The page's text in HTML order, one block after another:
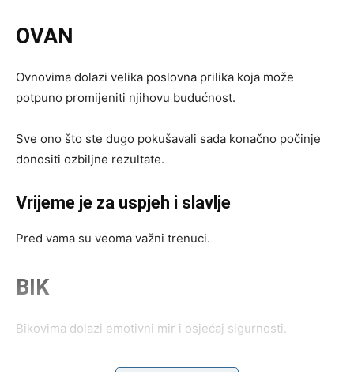
OVAN
Ovnovima dolazi velika poslovna prilika koja može
potpuno promijeniti njihovu budućnost.
Sve ono što ste dugo pokušavali sada konačno počinje
donositi ozbiljne rezultate.
Vrijeme je za uspjeh i slavlje
Pred vama su veoma važni trenuci.
BIK
Bikovima dolazi emotivni mir i osjećaj sigurnosti.